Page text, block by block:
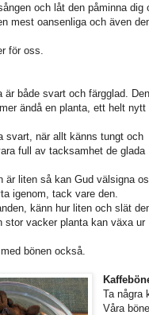
och låt den påminna
mest oansenliga och även
för oss.
är både svart och färgglad. Den
ändå en planta, ett helt nytt
svart, när allt känns tungt och
full av tacksamhet de glada
är liten så kan Gud välsigna
igenom, tack vare den.
känn hur liten och slät
stor vacker planta kan växa ur
bönen också.
Ta några
Våra